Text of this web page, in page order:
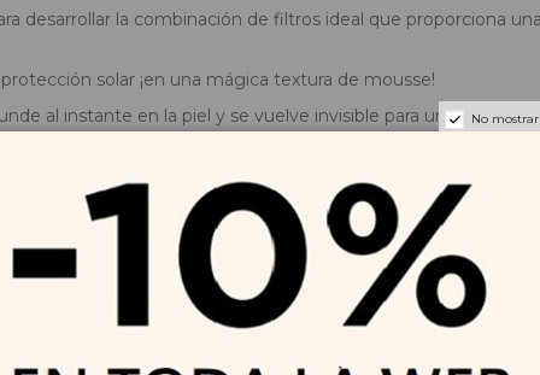
desarrollar la combinación de filtros ideal que proporciona
solar ¡en una mágica textura de mousse!
al instante en la piel y se vuelve invisible para un efecto
con efecto buena cara. Una excelente base de
y al roce.
marino. Ha superado las pruebas de biodegradabilidad
acuáticos (ISO 14669). Dos especies que
de los corales.
por una combinación patentada** de cuatro
TRIAZINE (Filtro UVB y UVA)
No